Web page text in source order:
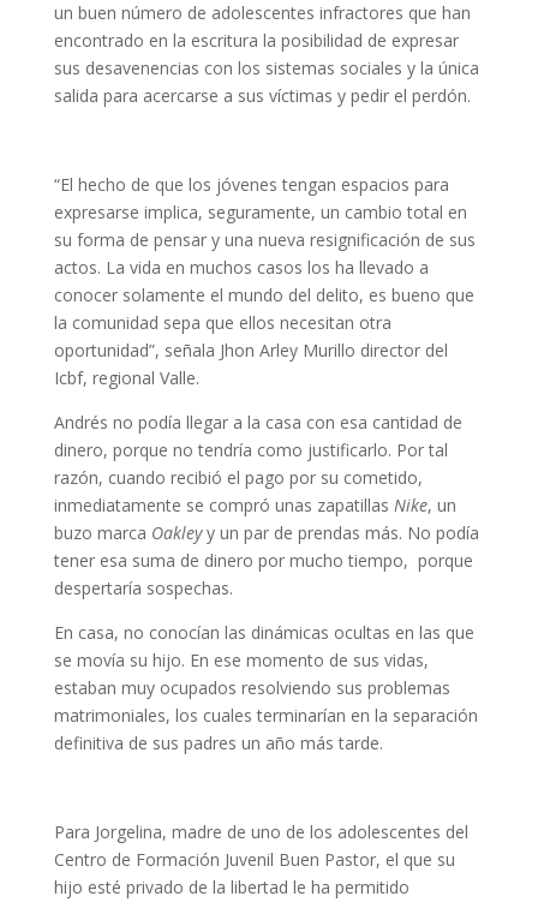
un buen número de adolescentes infractores que han
encontrado en la escritura la posibilidad de expresar
sus desavenencias con los sistemas sociales y la única
salida para acercarse a sus víctimas y pedir el perdón.
“El hecho de que los jóvenes tengan espacios para
expresarse implica, seguramente, un cambio total en
su forma de pensar y una nueva resignificación de sus
actos. La vida en muchos casos los ha llevado a
conocer solamente el mundo del delito, es bueno que
la comunidad sepa que ellos necesitan otra
oportunidad”, señala Jhon Arley Murillo director del
Icbf, regional Valle.
Andrés no podía llegar a la casa con esa cantidad de
dinero, porque no tendría como justificarlo. Por tal
razón, cuando recibió el pago por su cometido,
inmediatamente se compró unas zapatillas Nike, un
buzo marca Oakleyy un par de prendas más. No podía
tener esa suma de dinero por mucho tiempo, porque
despertaría sospechas.
En casa, no conocían las dinámicas ocultas en las que
se movía su hijo. En ese momento de sus vidas,
estaban muy ocupados resolviendo sus problemas
matrimoniales, los cuales terminarían en la separación
definitiva de sus padres un año más tarde.
Para Jorgelina, madre de uno de los adolescentes del
Centro de Formación Juvenil Buen Pastor, el que su
hijo esté privado de la libertad le ha permitido